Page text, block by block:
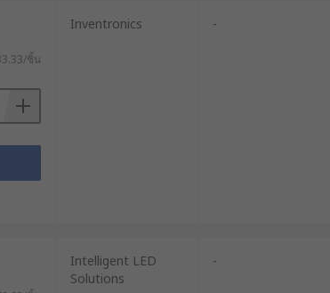
ชิ้น
Inventronics -
Intelligent LED
Solutions
-